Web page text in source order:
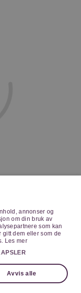
annonser og
om din bruk av
som kan
gitt dem eller som de
Les mer
Avvis alle